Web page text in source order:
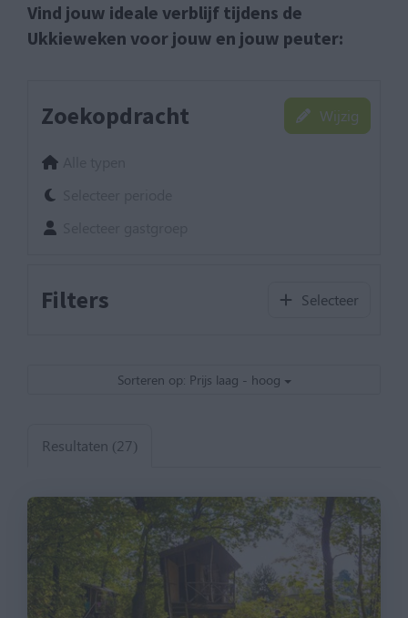
Vind jouw ideale verblijf tijdens de
Ukkieweken voor jouw en jouw peuter:
Zoekopdracht Wijzig
Filters Selecteer
Sorteren op: Prijs laag - hoog
Resultaten (27)